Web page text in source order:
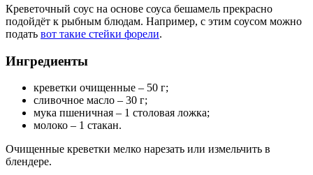
Креветочный соус на основе соуса бешамель прекрасно
подойдёт к рыбным блюдам. Например, с этим соусом можно
подать вот такие стейки форели.
Ингредиенты
креветки очищенные – 50 г;
сливочное масло – 30 г;
мука пшеничная – 1 столовая ложка;
молоко – 1 стакан.
Очищенные креветки мелко нарезать или измельчить в
блендере.